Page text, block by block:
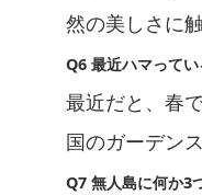
然の美しさに
Q6 最近ハマってい
最近だと、春
国のガーデン
Q7 無人島に何か3